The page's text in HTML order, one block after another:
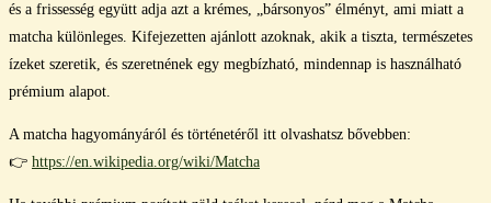
és a frissesség együtt adja azt a krémes, „bársonyos” élményt, ami miatt a
matcha különleges. Kifejezetten ajánlott azoknak, akik a tiszta, természetes
ízeket szeretik, és szeretnének egy megbízható, mindennap is használható
prémium alapot.
A matcha hagyományáról és történetéről itt olvashatsz bővebben:
👉 https://en.wikipedia.org/wiki/Matcha